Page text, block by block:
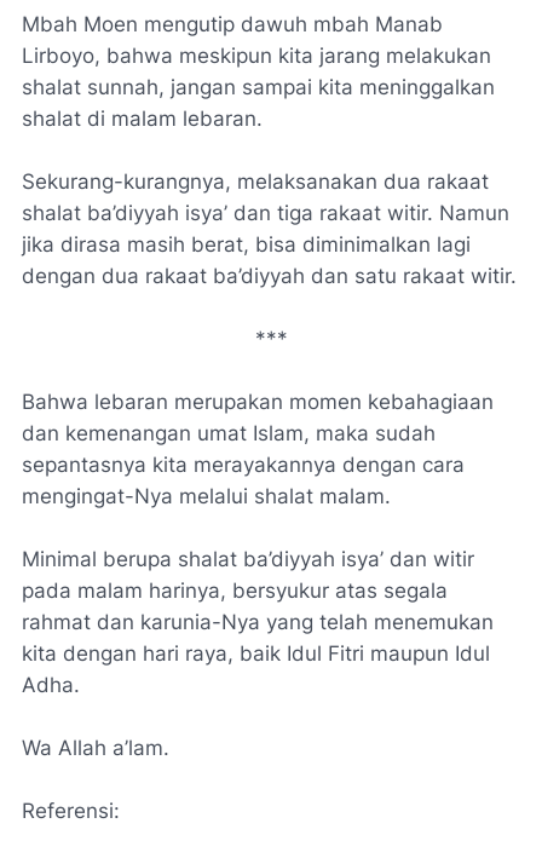
Mbah Moen mengutip dawuh mbah Manab
Lirboyo, bahwa meskipun kita jarang melakukan
shalat sunnah, jangan sampai kita meninggalkan
shalat di malam lebaran.
Sekurang-kurangnya, melaksanakan dua rakaat
shalat ba’diyyah isya’ dan tiga rakaat witir. Namun
jika dirasa masih berat, bisa diminimalkan lagi
dengan dua rakaat ba’diyyah dan satu rakaat witir.
***
Bahwa lebaran merupakan momen kebahagiaan
dan kemenangan umat Islam, maka sudah
sepantasnya kita merayakannya dengan cara
mengingat-Nya melalui shalat malam.
Minimal berupa shalat ba’diyyah isya’ dan witir
pada malam harinya, bersyukur atas segala
rahmat dan karunia-Nya yang telah menemukan
kita dengan hari raya, baik Idul Fitri maupun Idul
Adha.
Wa Allah a’lam.
Referensi: